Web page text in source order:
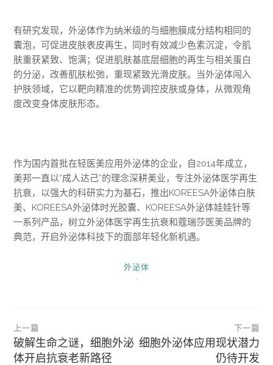
有研究发现，外泌体作为纳米级的与细胞膜成分结构相同的
囊泡，可促进皮肤表皮再生，同时有效减少色素沉淀，令肌
肤重获紧致、饱满；促进肌肤基底层细胞的再生与相关蛋白
的分泌，改善肌肤松弛，重现紧致光滑皮肤。当外泌体闯入
护肤领域，它以靶向精准的优势调控皮肤或身体，从微观角
度改变身体皮肤形态。
作为国内首批在轻医美应用外泌体的企业，自2014年成立，
美邦一直以“成人达己”的理念深耕美业，专注外泌体医学再生
抗衰，以强大的科研实力为基石，推出KOREESA外泌体白肤
美、KOREESA外泌体时光胶囊、KOREESA外泌体娃娃针等
一系列产品，树立外泌体医学再生抗衰和蔻瑞莎医美品牌的
典范，开启外泌体科技下的面部年轻化新机遇。
外泌体
文
章
上一篇
破解生命之谜，细胞外泌
体开启抗衰老新路径
下一篇
细胞外泌体应用现状潜力
仍待开发